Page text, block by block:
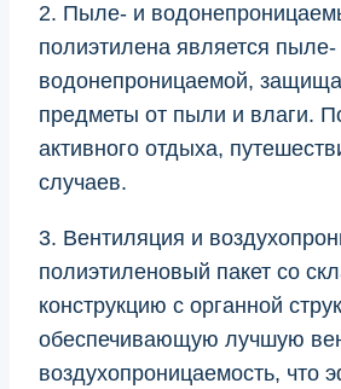
2. Пыле- и
полиэтилена является пыле-
водонепроницаемой,
предметы от пыли и влаги.
активного отдыха,
случаев.
3. Вентиляция и
полиэтиленовый пакет со
конструкцию с органной
обеспечивающую лучшую
воздухопроницаемость, что